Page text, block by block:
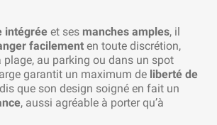
intégrée et ses manches amples, il
facilement en toute discrétion,
plage, au parking ou dans un spot
garantit un maximum de liberté de
que son design soigné en fait un
, aussi agréable à porter qu’à